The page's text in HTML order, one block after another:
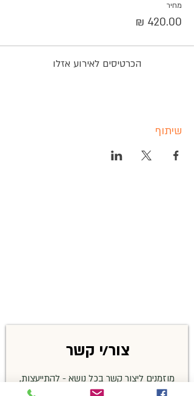
מחיר
הכרטיסים לאירוע אזלו
שיתוף
צור/י קשר
מוזמנים ליצור קשר בכל נושא - להתייעצות,
שאלות בנושא זיהויים, פרטים על האירועים,